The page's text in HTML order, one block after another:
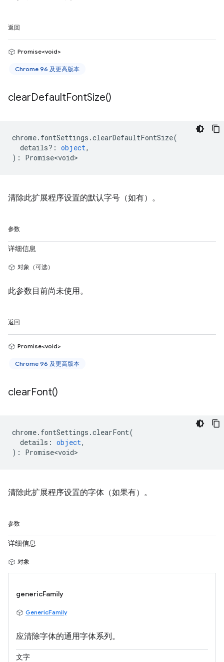
返回
Promise<void>
Chrome 96 及更高版本
clearDefaultFontSize()
chrome. fontSettings .clearDefaultFontSize(
details? : object,
) : Promise<void>
清除此扩展程序设置的默认字号（如有）。
参数
详细信息
对象（可选）
此参数目前尚未使用。
返回
Promise<void>
Chrome 96 及更高版本
clearFont()
chrome. fontSettings .clearFont(
details : object,
) : Promise<void>
清除此扩展程序设置的字体（如果有）。
参数
详细信息
对象
genericFamily
GenericFamily
应清除字体的通用字体系列。
文字